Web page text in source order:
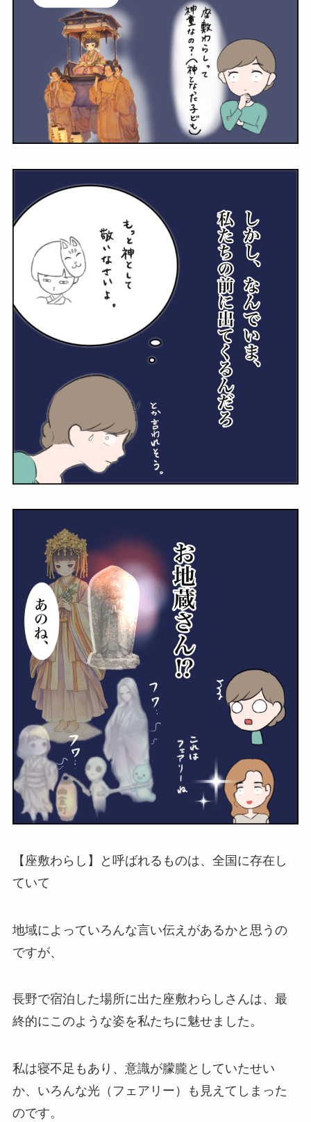
【座敷わらし】と呼ばれるものは、全国に存在し
ていて
地域によっていろんな言い伝えがあるかと思うの
ですが、
長野で宿泊した場所に出た座敷わらしさんは、最
終的にこのような姿を私たちに魅せました。
私は寝不足もあり、意識が朦朧としていたせい
か、いろんな光（フェアリー）も見えてしまった
のです。